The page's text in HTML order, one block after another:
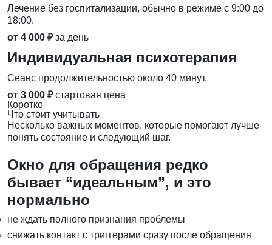
Лечение без госпитализации, обычно в режиме с 9:00 до
18:00.
от 4 000 ₽ за день
Индивидуальная психотерапия
Сеанс продолжительностью около 40 минут.
от 3 000 ₽ стартовая цена
Коротко
Что стоит учитывать
Несколько важных моментов, которые помогают лучше
понять состояние и следующий шаг.
Окно для обращения редко
бывает “идеальным”, и это
нормально
не ждать полного признания проблемы
снижать контакт с триггерами сразу после обращения